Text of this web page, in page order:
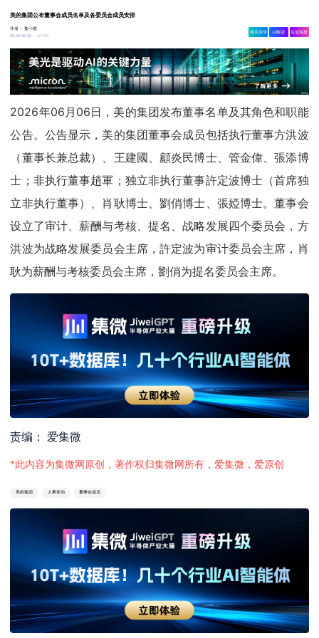
美的集团公布董事会成员名单及各委员会成员安排
作者：集小微
06-06 06:30
7495
相关舆情 AI解读 生成海报
2026年06月06日，美的集团发布董事名单及其角色和职能
公告。公告显示，美的集团董事会成员包括执行董事方洪波
（董事长兼总裁）、王建國、顧炎民博士、管金偉、張添博
士；非执行董事趙軍；独立非执行董事許定波博士（首席独
立非执行董事）、肖耿博士、劉俏博士、張婭博士。董事会
设立了审计、薪酬与考核、提名、战略发展四个委员会，方
洪波为战略发展委员会主席，許定波为审计委员会主席，肖
耿为薪酬与考核委员会主席，劉俏为提名委员会主席。
责编： 爱集微
*此内容为集微网原创，著作权归集微网所有，爱集微，爱原创
美的集团 人事变动 董事会成员